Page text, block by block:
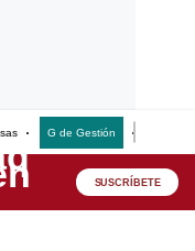
G de Gestión
SUSCRÍBETE